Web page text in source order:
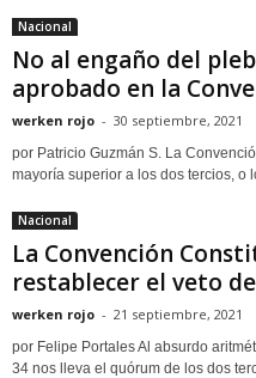
Nacional
No al engaño del
aprobado en la
werken rojo - 30 septiembre, 2021
por Patricio Guzmán S. La
mayoría superior a los dos tercios, o
Nacional
La Convención
restablecer el veto
werken rojo - 21 septiembre, 2021
por Felipe Portales Al absurdo
34 nos lleva el quórum de los dos